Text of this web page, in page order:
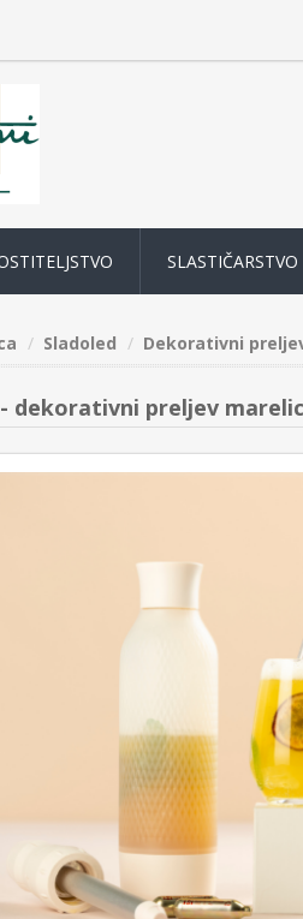
SLASTIČARSTVO
Sladoled Dekorativni
- dekorativni preljev